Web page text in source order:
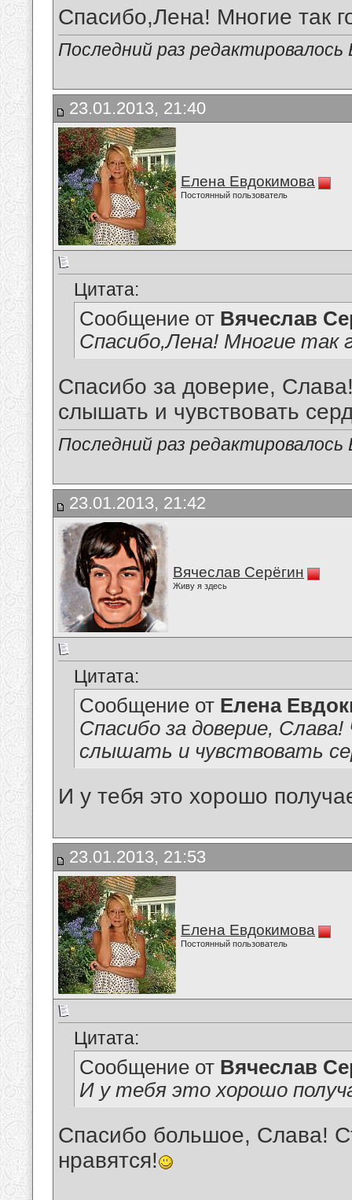
Спасибо,Лена! Многие так
Последний раз
23.01.2013, 21:40
Елена Евдокимова
Постоянный пользователь
Цитата:
Сообщение от Вячеслав
Спасибо,Лена! Многие так
Спасибо за доверие,
слышать и чувствовать
Последний раз
23.01.2013, 21:42
Вячеслав Серёгин
Живу я здесь
Цитата:
Сообщение от Елена
Спасибо за доверие,
слышать и чувствовать
И у тебя это хорошо
23.01.2013, 21:53
Елена Евдокимова
Постоянный пользователь
Цитата:
Сообщение от Вячеслав
И у тебя это хорошо
Спасибо большое, Слава!
нравятся!